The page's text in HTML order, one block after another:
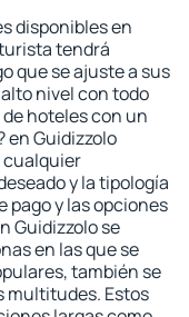
disponibles en
tendrá
que se ajuste a sus
nivel con todo
hoteles con un
en Guidizzolo
cualquier
y la tipología
pago y las opciones
Guidizzolo se
en las que se
también se
multitudes. Estos